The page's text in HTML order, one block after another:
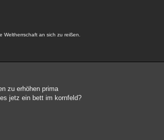
Weltherrschaft an sich zu reißen.
zu erhöhen prima
jetz ein bett im kornfeld?